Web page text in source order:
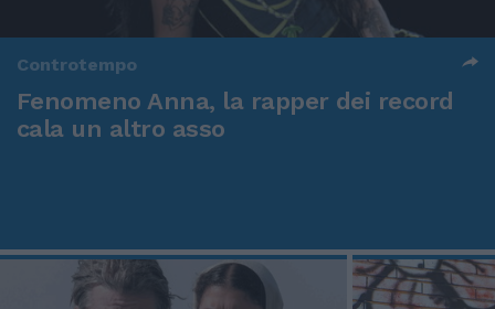
Controtempo
Fenomeno Anna, la rapper dei record
cala un altro asso